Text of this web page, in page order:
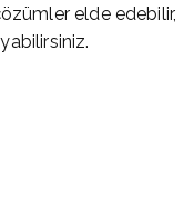
elde edebilir,